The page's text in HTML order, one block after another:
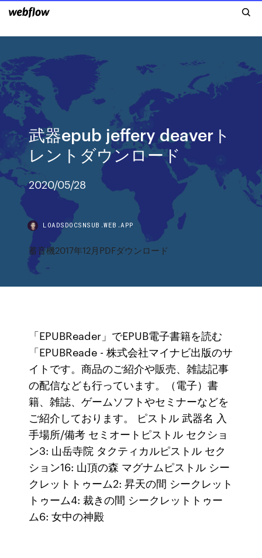
武器epub jeffery deaverト
レントダウンロード
2020/05/28
LOADSDOCSNSUB.WEB.APP
蓄音機2017年12月PDFダウンロード
「EPUBReader」でEPUB電子書籍を読む
「EPUBReade - 株式会社マイナビ出版のサ
イトです。商品のご紹介や販売、雑誌記事
の配信なども行っています。（電子）書
籍、雑誌、ゲームソフトやセミナーなどを
ご紹介しております。 ピストル 武器名 入
手場所/備考 セミオートピストル セクショ
ン3: 山岳寺院 タクティカルピストル セク
ション16: 山頂の森 マグナムピストル シー
クレットトゥーム2: 昇天の間 シークレット
トゥーム4: 裁きの間 シークレットトゥー
ム6: 女中の神殿